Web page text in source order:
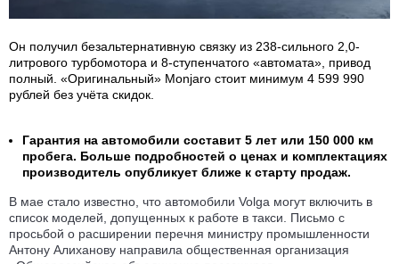
Он получил безальтернативную связку из 238-сильного 2,0-
литрового турбомотора и 8-ступенчатого «автомата», привод
полный. «Оригинальный» Monjaro стоит минимум 4 599 990
рублей без учёта скидок.
Гарантия на автомобили составит 5 лет или 150 000 км
пробега. Больше подробностей о ценах и комплектациях
производитель опубликует ближе к старту продаж.
В мае стало известно, что автомобили Volga могут включить в
список моделей, допущенных к работе в такси. Письмо с
просьбой о расширении перечня министру промышленности
Антону Алиханову направила общественная организация